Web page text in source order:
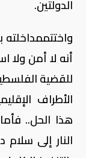
الدولتين.
واختتممداخلته
أنه لا أمن
للقضية
الأطراف
هذا الحل..
النار إلى